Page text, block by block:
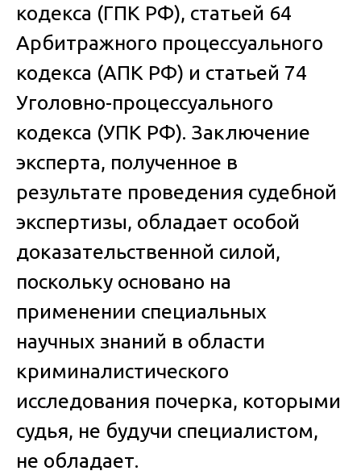
кодекса (ГПК РФ), статьей 64
Арбитражного процессуального
кодекса (АПК РФ) и статьей 74
Уголовно-процессуального
кодекса (УПК РФ). Заключение
эксперта, полученное в
результате проведения судебной
экспертизы, обладает особой
доказательственной силой,
поскольку основано на
применении специальных
научных знаний в области
криминалистического
исследования почерка, которыми
судья, не будучи специалистом,
не обладает.